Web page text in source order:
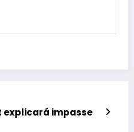
explicará impasse